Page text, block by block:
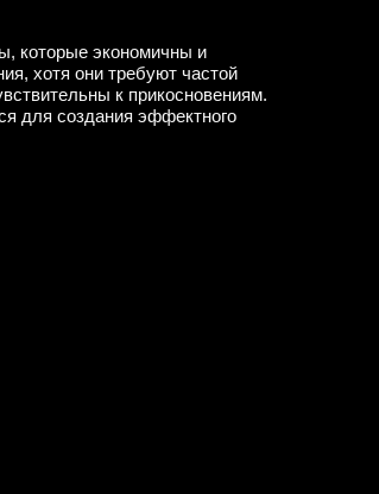
которые экономичны и
хотя они требуют частой
к прикосновениям.
для создания эффектного